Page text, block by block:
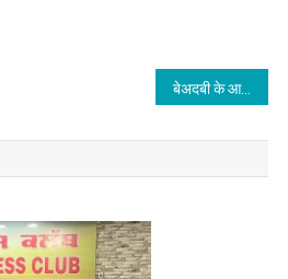
बेअदबी के आरोपी डेरा प्रेमी की दिन चढ़ते ही गोलियां मार कर हत्या